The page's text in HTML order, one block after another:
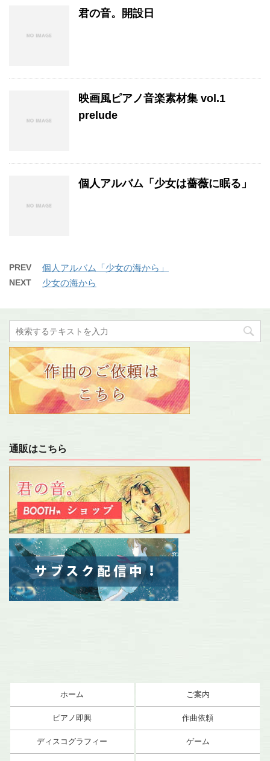
君の音。開設日
映画風ピアノ音楽素材集 vol.1
prelude
個人アルバム「少女は薔薇に眠る」
PREV 個人アルバム「少女の海から」
NEXT 少女の海から
通販はこちら
ホーム ご案内
ピアノ即興 作曲依頼
ディスコグラフィー ゲーム